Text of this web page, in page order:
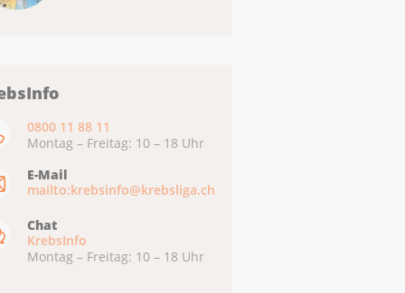
0800 11 88 11
Montag – Freitag: 10 – 18 Uhr
E-Mail
mailto:krebsinfo@krebsliga.ch
Chat
KrebsInfo
Montag – Freitag: 10 – 18 Uhr